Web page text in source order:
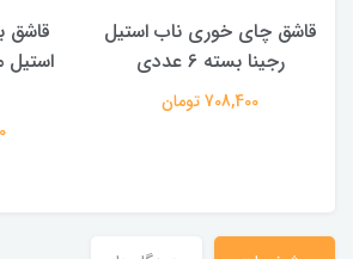
قاشق چای خوری ناب استیل
رجینا بسته 6 عددی
708,400 تومان
قاشق